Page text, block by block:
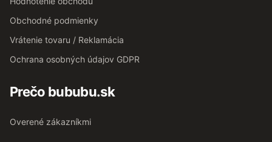
Obchodné podmienky
Vrátenie tovaru / Reklamácia
Ochrana osobných údajov GDPR
Prečo bububu.sk
Overené zákazníkmi